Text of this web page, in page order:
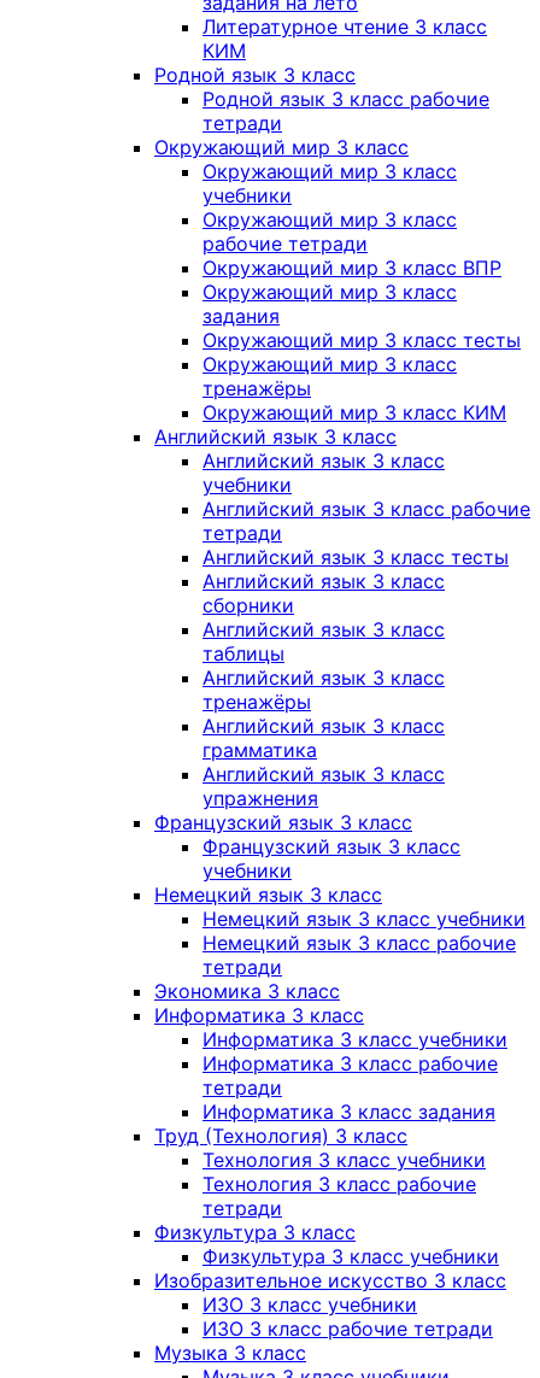
Литературное чтение 3 класс
КИМ
Родной язык 3 класс
Родной язык 3 класс рабочие
тетради
Окружающий мир 3 класс
Окружающий мир 3 класс
учебники
Окружающий мир 3 класс
рабочие тетради
Окружающий мир 3 класс ВПР
Окружающий мир 3 класс
задания
Окружающий мир 3 класс тесты
Окружающий мир 3 класс
тренажёры
Окружающий мир 3 класс КИМ
Английский язык 3 класс
Английский язык 3 класс
учебники
Английский язык 3 класс рабочие
тетради
Английский язык 3 класс тесты
Английский язык 3 класс
сборники
Английский язык 3 класс
таблицы
Английский язык 3 класс
тренажёры
Английский язык 3 класс
грамматика
Английский язык 3 класс
упражнения
Французский язык 3 класс
Французский язык 3 класс
учебники
Немецкий язык 3 класс
Немецкий язык 3 класс учебники
Немецкий язык 3 класс рабочие
тетради
Экономика 3 класс
Информатика 3 класс
Информатика 3 класс учебники
Информатика 3 класс рабочие
тетради
Информатика 3 класс задания
Труд (Технология) 3 класс
Технология 3 класс учебники
Технология 3 класс рабочие
тетради
Физкультура 3 класс
Физкультура 3 класс учебники
Изобразительное искусство 3 класс
ИЗО 3 класс учебники
ИЗО 3 класс рабочие тетради
Музыка 3 класс